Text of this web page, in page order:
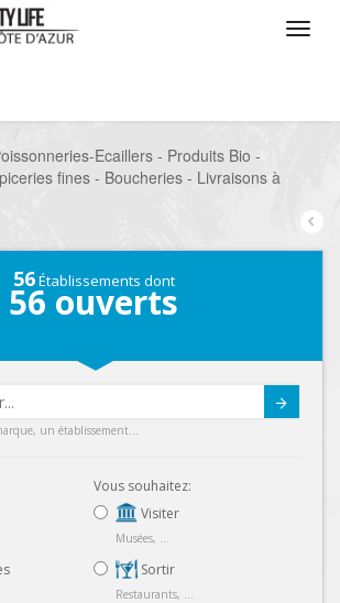
/
Ecaillers - Produits Bio -
fines - Boucheries - Livraisons à
56Établissements dont
56 ouverts
un établissement...
Vous souhaitez:
Visiter
Musées, ...
Sortir
Restaurants, ...